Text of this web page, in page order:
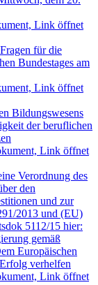
Link öffnet
für die
Bundestages am
Link öffnet
Bildungswesens
der beruflichen
Link öffnet
Verordnung des
den
und zur
2013 und (EU)
5112/15 hier:
gemäß
Europäischen
verhelfen
Link öffnet